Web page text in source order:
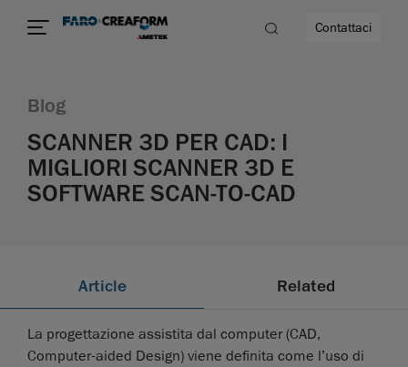
Contattaci
Blog
SCANNER 3D PER CAD: I
MIGLIORI SCANNER 3D E
SOFTWARE SCAN-TO-CAD
Article Related
La progettazione assistita dal computer (CAD,
Computer-aided Design) viene definita come l’uso di